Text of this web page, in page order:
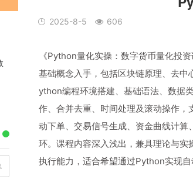
2025-8-5 606
《Python量化实操：数字货币量化投
基础概念入手，包括区块链原理、去
ython编程环境搭建、基础语法、数据
作、合并去重、时间处理及滚动操作
动下单、交易信号生成、资金曲线计
环。课程内容深入浅出，兼具理论与
执行能力，适合希望通过Python实现自